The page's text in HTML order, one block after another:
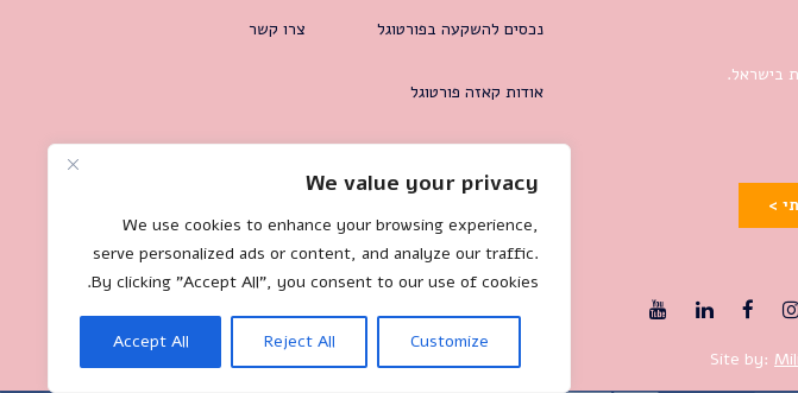
We value your privacy
We use cookies to enhance your browsing experience,
serve personalized ads or content, and analyze our traffic.
By clicking "Accept All", you consent to our use of cookies.
Customize
Reject All
Accept All
בישראל.
>
נכסים להשקעה בפורטוגל
אודות קאזה פורטוגל
צרו קשר